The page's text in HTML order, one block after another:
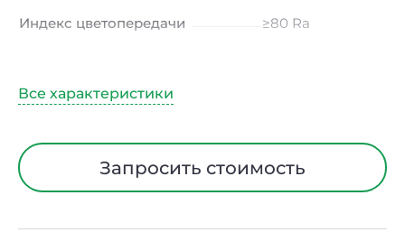
Индекс цветопередачи
≥80 Ra
Угол рассеивания
Диапазон рабочих
температурЗапросить стоимость